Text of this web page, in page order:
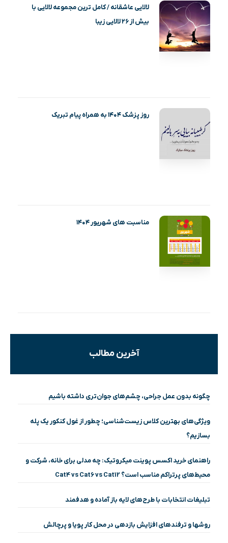
لالایی عاشقانه / کامل ترین مجموعه لالایی با
بیش از ۲۶ لالایی زیبا
روز پزشک ۱۴۰۴ به همراه پیام تبریک
مناسبت های شهریور ۱۴۰۴
آخرین مطالب
چگونه بدون عمل جراحی، چشم‌های جوان‌تری داشته باشیم
ویژگی‌های بهترین کلاس زیست‌شناسی؛ چطور از غول کنکور یک پله
بسازیم؟
راهنمای خرید اکسس پوینت میکروتیک: چه مدلی برای خانه، شرکت و
محیط‌های پرتراکم مناسب است؟ Cat4 vs Cat6 vs Cat12
تبلیغات انتخابات با طرح‌های لایه باز آماده و هدفمند
روشها و ترفندهای افزایش بازدهی در محل کار پویا و پرچالش